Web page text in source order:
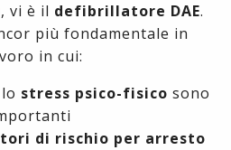
vi è il defibrillatore DAE.
più fondamentale in
in cui:
stress psico-fisico sono
di rischio per arresto